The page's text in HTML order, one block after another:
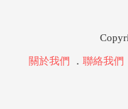
關於我們 ． 聯絡我們